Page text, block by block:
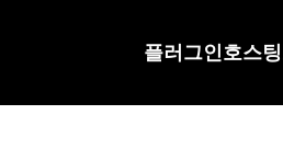
플러그인호스팅